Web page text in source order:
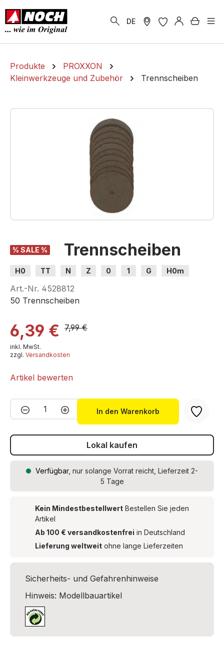
springen
DE
Produkte
PROXXON
Kleinwerkzeuge und Zubehör
Trennscheiben
Bildergalerie überspringen
% SALE % Trennscheiben
H0 TT N Z 0 1 G
H0m
H0e
Art.-Nr. 4528812
50 Trennscheiben
6,39 € 7,99 €
inkl. MwSt.
zzgl. Versandkosten
Artikel bewerten
Produkt Anzahl: Gib den
In den Warenkorb
Lokal kaufen
Verfügbar, nur solange Vorrat reicht, Lieferzeit 2-
5 Tage
Kein Mindestbestellwert Bestellen Sie jeden
Artikel
Ab 100 € versandkostenfrei in Deutschland
Lieferung weltweit ohne lange Lieferzeiten
Sicherheits- und Gefahrenhinweise
Hinweis: Modellbauartikel